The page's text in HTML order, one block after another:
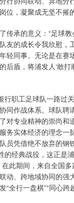
位，凝聚成无坚不摧
传承的意义：“足球教
友的成长令我欣慰，
轻同事。无论是在赛
后盾，将浦发人‘敢打
行职工足球队一路过
同作战体系。球队聘
对专业精神的崇尚和
务实体经济的理念一
员凭借绝不放弃的钢
的经典战役，这正是
此期间，来自全国
动、跨地域协同的强
全行一盘棋”“同心跨